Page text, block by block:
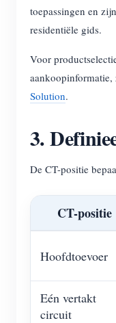
toepassingen en
residentiële gids.
Voor
aankoopinformatie,
Solution.
3.
De CT-positie
CT-positie
Hoofdtoevoer
Eén vertakt
circuit